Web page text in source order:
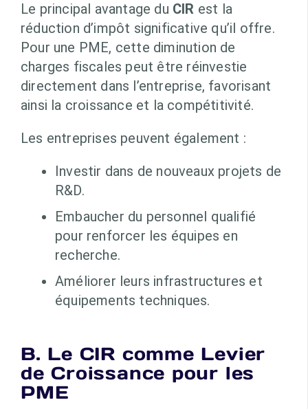
Le principal avantage du CIR est la
réduction d’impôt significative qu’il offre.
Pour une PME, cette diminution de
charges fiscales peut être réinvestie
directement dans l’entreprise, favorisant
ainsi la croissance et la compétitivité.
Les entreprises peuvent également :
Investir dans de nouveaux projets de
R&D.
Embaucher du personnel qualifié
pour renforcer les équipes en
recherche.
Améliorer leurs infrastructures et
équipements techniques.
B. Le CIR comme Levier
de Croissance pour les
PME